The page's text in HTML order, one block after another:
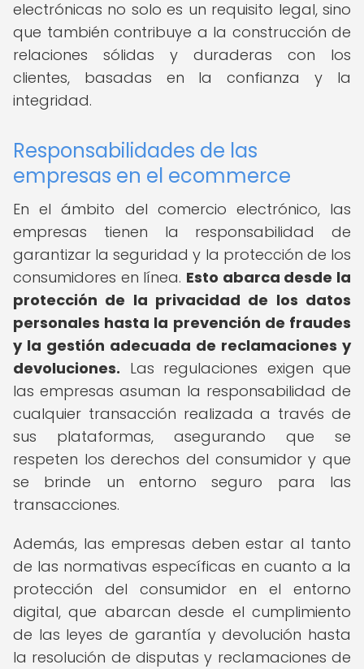
electrónicas no solo es un requisito legal, sino
que también contribuye a la construcción de
relaciones sólidas y duraderas con los
clientes, basadas en la confianza y la
integridad.
Responsabilidades de las
empresas en el ecommerce
En el ámbito del comercio electrónico, las
empresas tienen la responsabilidad de
garantizar la seguridad y la protección de los
consumidores en línea. Esto abarca desde la
protección de la privacidad de los datos
personales hasta la prevención de fraudes
y la gestión adecuada de reclamaciones y
devoluciones. Las regulaciones exigen que
las empresas asuman la responsabilidad de
cualquier transacción realizada a través de
sus plataformas, asegurando que se
respeten los derechos del consumidor y que
se brinde un entorno seguro para las
transacciones.
Además, las empresas deben estar al tanto
de las normativas específicas en cuanto a la
protección del consumidor en el entorno
digital, que abarcan desde el cumplimiento
de las leyes de garantía y devolución hasta
la resolución de disputas y reclamaciones de